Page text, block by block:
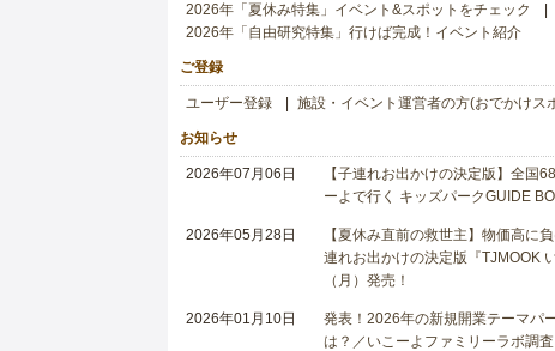
2026年「夏休み特集」イベント&スポットをチェック
2026年「自由研究特集」行けば完成！イベント紹介
ご登録
ユーザー登録 施設・イベント運営者の方(おでかけス
お知らせ
2026年07月06日
【子連れお出かけの決定版】全国
ーよで行く キッズパークGUIDE
2026年05月28日
【夏休み直前の救世主】物価高に
連れお出かけの決定版『TJMOOK
（月）発売！
2026年01月10日
発表！2026年の新規開業テーマパ
は？／いこーよファミリーラボ調